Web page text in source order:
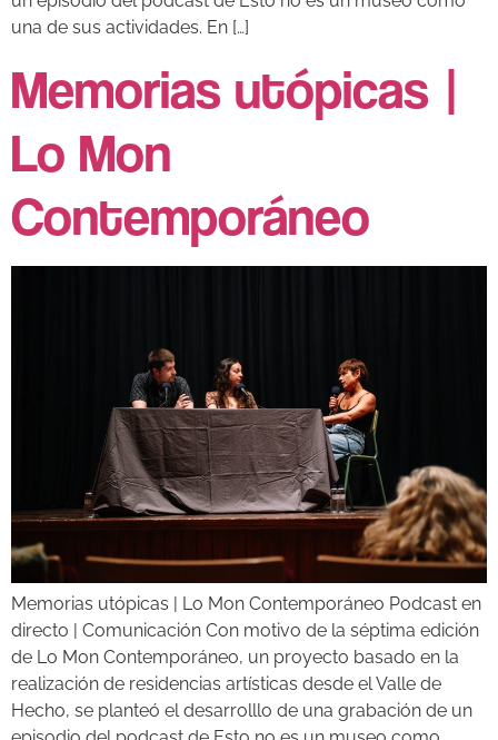
una de sus actividades. En […]
Memorias utópicas |
Lo Mon
Contemporáneo
Memorias utópicas | Lo Mon Contemporáneo Podcast en
directo | Comunicación Con motivo de la séptima edición
de Lo Mon Contemporáneo, un proyecto basado en la
realización de residencias artísticas desde el Valle de
Hecho, se planteó el desarrolllo de una grabación de un